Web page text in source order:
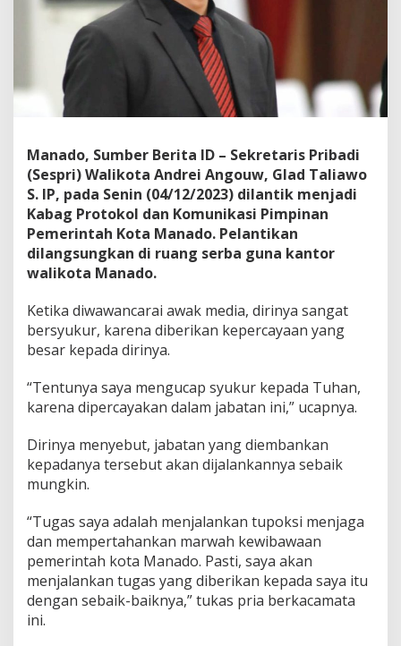
K
a
o
k
o
l
d
a
n
m
u
n
k
a
s
P
n
a
n
P
e
m
Manado, Sumber Berita ID – Sekretaris Pribadi
(Sespri) Walikota Andrei Angouw, Glad Taliawo
S. IP, pada Senin (04/12/2023) dilantik menjadi
Kabag Protokol dan Komunikasi Pimpinan
Pemerintah Kota Manado. Pelantikan
dilangsungkan di ruang serba guna kantor
walikota Manado.
Ketika diwawancarai awak media, dirinya sangat
bersyukur, karena diberikan kepercayaan yang
besar kepada dirinya.
“Tentunya saya mengucap syukur kepada Tuhan,
karena dipercayakan dalam jabatan ini,” ucapnya.
Dirinya menyebut, jabatan yang diembankan
kepadanya tersebut akan dijalankannya sebaik
mungkin.
“Tugas saya adalah menjalankan tupoksi menjaga
dan mempertahankan marwah kewibawaan
pemerintah kota Manado. Pasti, saya akan
menjalankan tugas yang diberikan kepada saya itu
dengan sebaik-baiknya,” tukas pria berkacamata
ini.